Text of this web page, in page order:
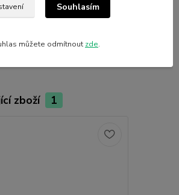
Nalepshop
zboží 1
Souhlasím
můžete odmítnout zde.